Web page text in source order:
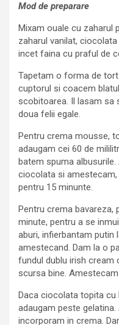
Mod de preparare
Mixam ouale cu zaharul
zaharul vanilat,
incet faina cu praful de
Tapetam o forma de
cuptorul si coacem
scobitoarea. Il lasam sa
doua felii egale.
Pentru crema mousse,
adaugam cei 60 de
batem spuma
ciocolata si amestecam,
pentru 15 minunte.
Pentru crema bavareza,
minute, pentru a se
aburi, infierbantam putin
amestecand. Dam la o
fundul dublu irish cream
scursa bine.
Daca ciocolata topita
adaugam peste
incorporam in crema.